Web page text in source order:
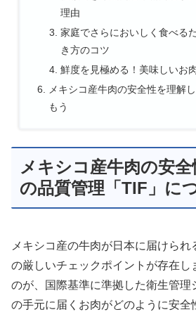
理由
家庭でさらにおいしく食べる
き方のコツ
鮮度を見極める！美味しいお
メキシコ産牛肉の安全性を理解
もう
メキシコ産牛肉の安
の品質管理「TIF」に
メキシコ産の牛肉が日本に届けられ
の厳しいチェックポイントが存在し
のが、国際基準に準拠した衛生管理
の手元に届くお肉がどのように安全